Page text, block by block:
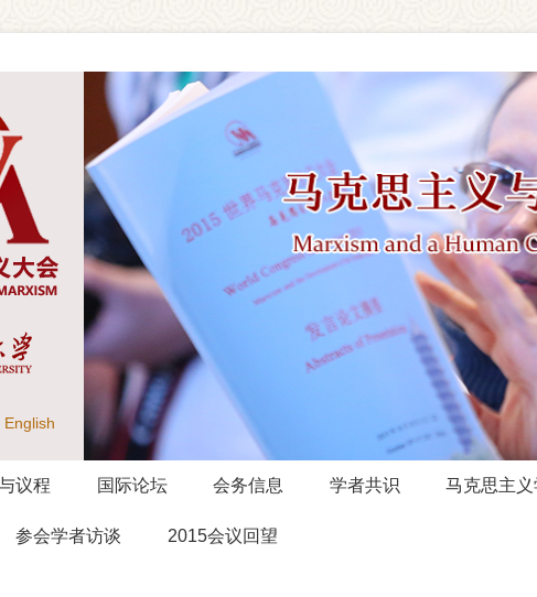
English
议程 国际论坛 会务信息 学者共识 马克思主
参会学者访谈 2015会议回望